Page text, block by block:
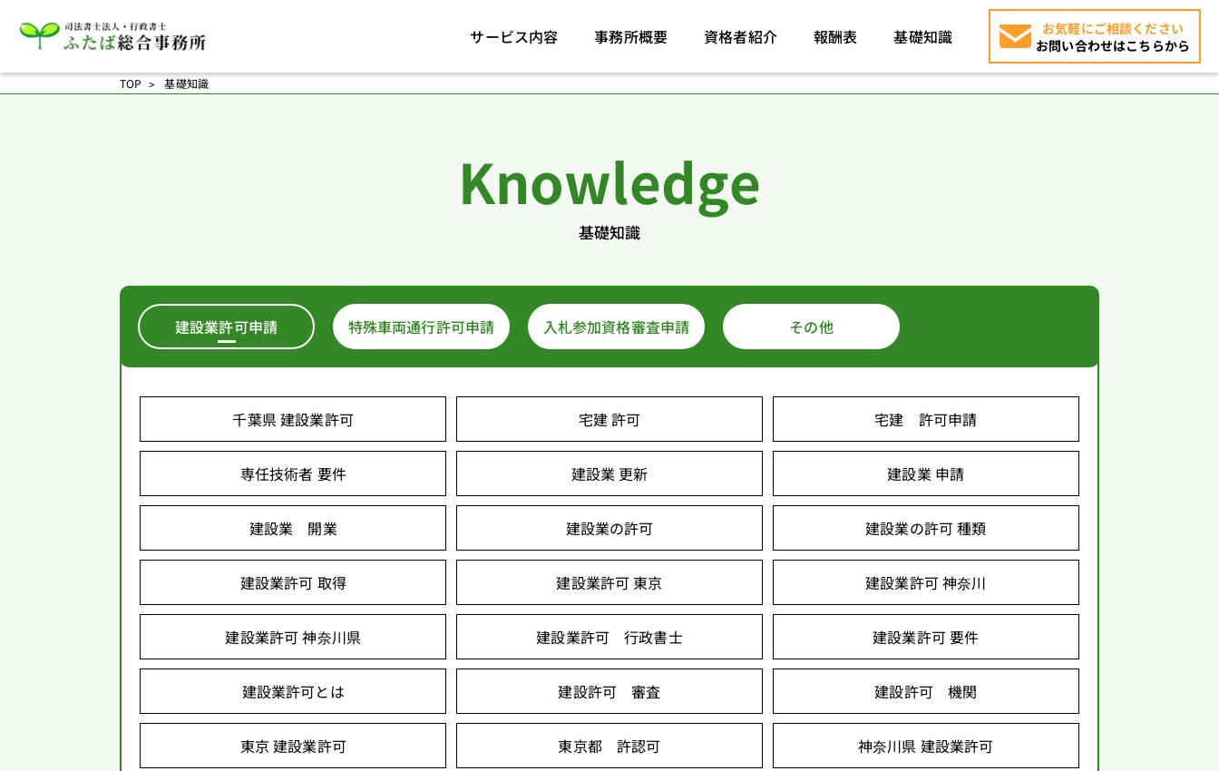
サービス内容 事務所概要 資格者紹介 報酬表 基礎知識
お気軽にご相談ください
お問い合わせはこちらから
TOP 基礎知識
Knowledge
基礎知識
建設業許可申請 特殊車両通行許可申請 入札参加資格審査申請 その他
千葉県 建設業許可 宅建 許可 宅建 許可申請
専任技術者 要件 建設業 更新 建設業 申請
建設業 開業 建設業の許可 建設業の許可 種類
建設業許可 取得 建設業許可 東京 建設業許可 神奈川
建設業許可 神奈川県 建設業許可 行政書士 建設業許可 要件
建設業許可とは 建設許可 審査 建設許可 機関
東京 建設業許可 東京都 許認可 神奈川県 建設業許可